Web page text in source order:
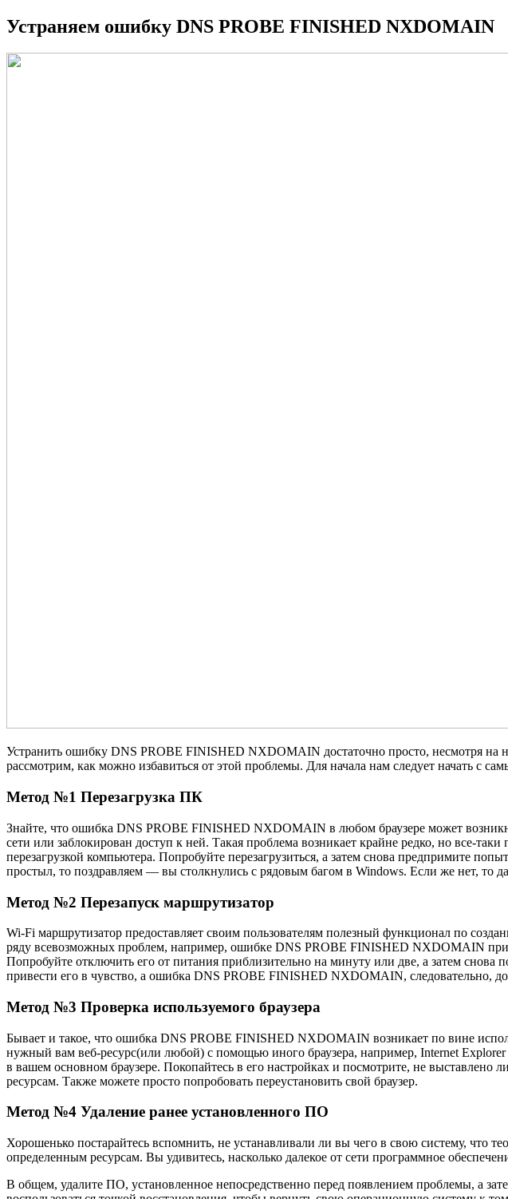
Устраняем ошибку DNS PROBE FINISHED NXDOMAIN
Устранить ошибку DNS PROBE FINISHED NXDOMAIN достаточно просто, несмотря на
рассмотрим, как можно избавиться от этой проблемы. Для начала нам следует начать с
Метод №1 Перезагрузка ПК
Знайте, что ошибка DNS PROBE FINISHED NXDOMAIN в любом браузере может
сети или заблокирован доступ к ней. Такая проблема возникает крайне редко, но все-
перезагрузкой компьютера. Попробуйте перезагрузиться, а затем снова предпримите
простыл, то поздравляем — вы столкнулись с рядовым багом в Windows. Если же нет, то
Метод №2 Перезапуск маршрутизатор
Wi-Fi маршрутизатор предоставляет своим пользователям полезный функционал по
ряду всевозможных проблем, например, ошибке DNS PROBE FINISHED NXDOMAIN при
Попробуйте отключить его от питания приблизительно на минуту или две, а затем
привести его в чувство, а ошибка DNS PROBE FINISHED NXDOMAIN, следовательно,
Метод №3 Проверка используемого браузера
Бывает и такое, что ошибка DNS PROBE FINISHED NXDOMAIN возникает по вине
нужный вам веб-ресурс(или любой) с помощью иного браузера, например, Internet
в вашем основном браузере. Покопайтесь в его настройках и посмотрите, не выставлено
ресурсам. Также можете просто попробовать переустановить свой браузер.
Метод №4 Удаление ранее установленного ПО
Хорошенько постарайтесь вспомнить, не устанавливали ли вы чего в свою систему, что
определенным ресурсам. Вы удивитесь, насколько далекое от сети программное
В общем, удалите ПО, установленное непосредственно перед появлением проблемы, а